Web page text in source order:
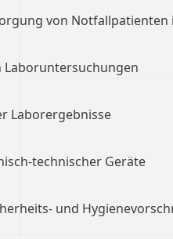
von Notfallpatienten
Laborergebnisse
technischer Geräte
und